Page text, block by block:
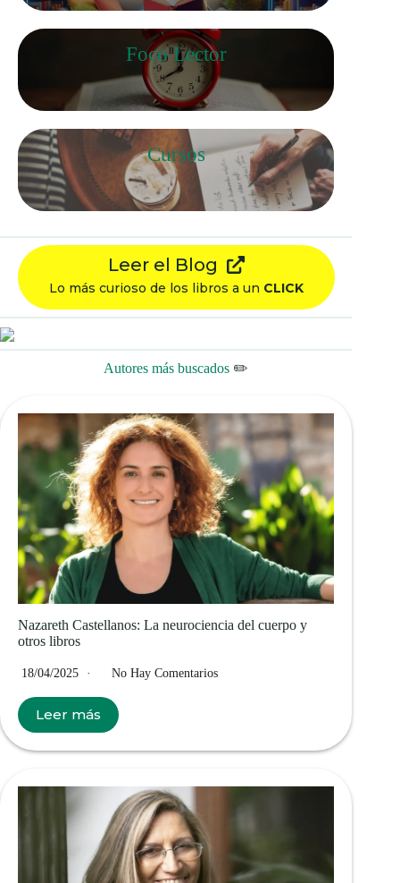
Foco Lector
Cursos
Leer el Blog
Lo más curioso de los libros a un CLICK
Autores más buscados ✏️
Nazareth Castellanos​: La neurociencia del cuerpo y
otros libros
18/04/2025 No Hay Comentarios
Leer más